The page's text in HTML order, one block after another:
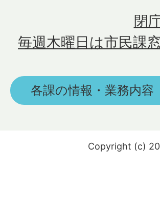
毎週木曜日は市民課
閉
各課の情報・業務内容
Copyright (c)